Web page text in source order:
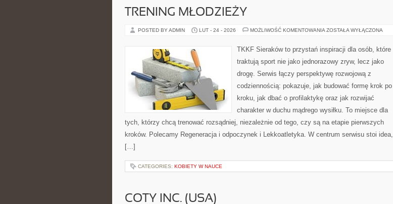
TRENING MŁODZIEŻY
POSTED BY ADMIN LUT - 24 - 2026 MOŻLIWOŚĆ KOMENTOWANIA TRENING
ZOSTAŁA WYŁĄCZONA
TKKF Sieraków to przystań inspiracji dla osób, które
traktują sport nie jako jednorazowy zryw, lecz jako
drogę. Serwis łączy perspektywę rozwojową z
codziennością: pokazuje, jak budować formę krok po
kroku, jak dbać o profilaktykę oraz jak rozwijać
charakter w duchu mądrego wysiłku. To miejsce dla
tych, którzy chcą trenować rozsądniej, niezależnie od tego, czy są na etapie pierwszych
kroków. Polecamy Regeneracja i odpoczynek i Lekkoatletyka. W centrum serwisu stoi idea,
[…]
CATEGORIES: KOBIETY W NAUCE
COTY INC. (USA)